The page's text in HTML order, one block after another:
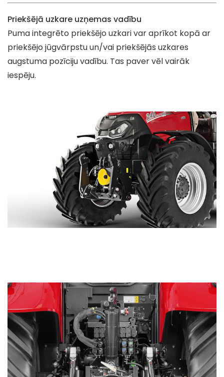
Priekšējā uzkare uzņemas vadību
Puma integrēto priekšējo uzkari var aprīkot kopā ar
priekšējo jūgvārpstu un/vai priekšējās uzkares
augstuma pozīciju vadību. Tas paver vēl vairāk
iespēju.